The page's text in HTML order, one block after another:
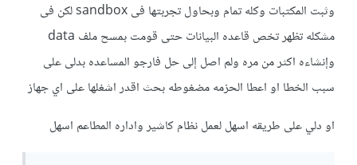
وثبت المكتبات وكله تمام وبحاول تجربتها فى sandbox لكن فى
مشكله تظهر تخص قاعده البيانات حتى قومت بمسح ملف data
وإنشاءه اكثر من مره ولم اصل إلى حل فارجو المساعده بدلى على
سبب الخطا او اعطا الحزمه مضغوطه بحث اقدر اشغلها على اي جهاز
او دلي على طريقه اسهل لعمل نظام كاشير واداره المطاعم اسهل